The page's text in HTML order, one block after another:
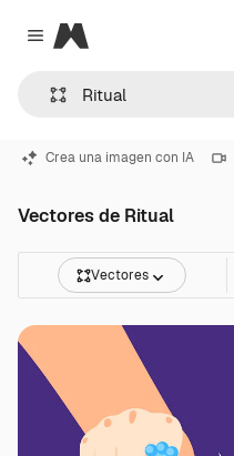
Close menu
Magnific
Crea una imagen con IA
Vectores de Ritual
Vectores